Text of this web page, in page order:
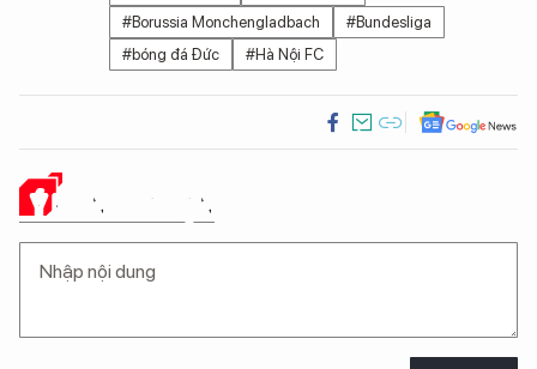
#Borussia Monchengladbach
#Bundesliga
#bóng đá Đức
#Hà Nội FC
Ý KIẾN CỦA BẠN